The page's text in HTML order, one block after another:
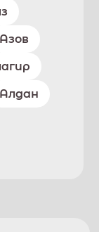
Азов
Алдан